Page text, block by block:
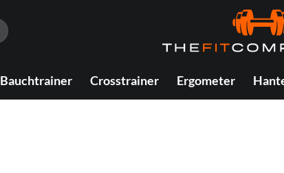
Bauchtrainer Crosstrainer Ergometer